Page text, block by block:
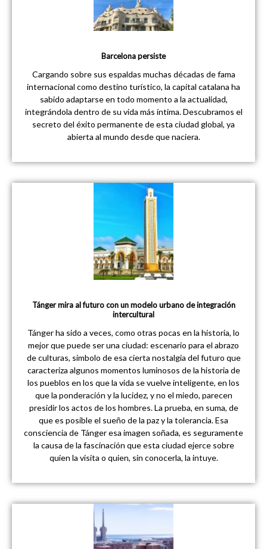
Barcelona persiste
Cargando sobre sus espaldas muchas décadas de fama
internacional como destino turístico, la capital catalana ha
sabido adaptarse en todo momento a la actualidad,
integrándola dentro de su vida más íntima. Descubramos el
secreto del éxito permanente de esta ciudad global, ya
abierta al mundo desde que naciera.
Tánger mira al futuro con un modelo urbano de integración
intercultural
Tánger ha sido a veces, como otras pocas en la historia, lo
mejor que puede ser una ciudad: escenario para el abrazo
de culturas, símbolo de esa cierta nostalgia del futuro que
caracteriza algunos momentos luminosos de la historia de
los pueblos en los que la vida se vuelve inteligente, en los
que la ponderación y la lucidez, y no el miedo, parecen
presidir los actos de los hombres. La prueba, en suma, de
que es posible el sueño de la paz y la tolerancia. Esa
consciencia de Tánger esa imagen soñada, es seguramente
la causa de la fascinación que esta ciudad ejerce sobre
quien la visita o quien, sin conocerla, la intuye.